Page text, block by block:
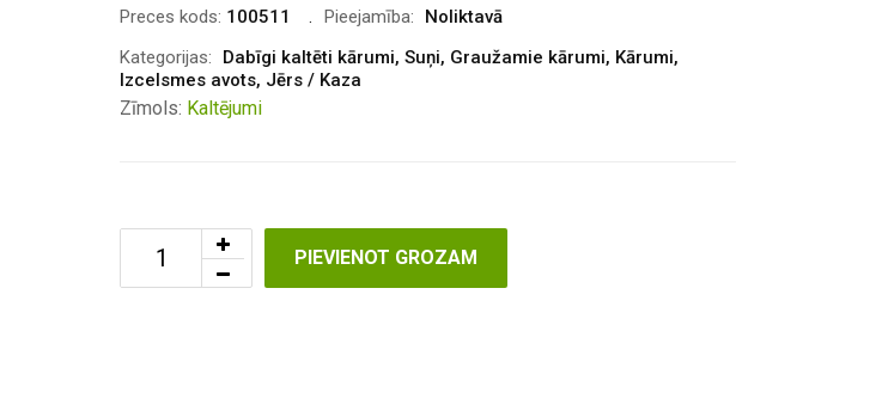
Preces kods: 100511 Pieejamība:
Noliktavā
Kategorijas:
Dabīgi kaltēti kārumi, Suņi, Graužamie kārumi, Kārumi,
Izcelsmes avots, Jērs / Kaza
Zīmols: Kaltējumi
PIEVIENOT GROZAM